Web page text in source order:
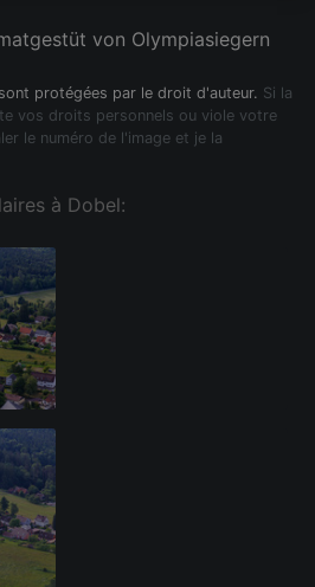
von Olympiasiegern
protégées par le droit d'auteur. Si la
vos droits personnels ou viole votre
le numéro de l'image et je la
à Dobel: